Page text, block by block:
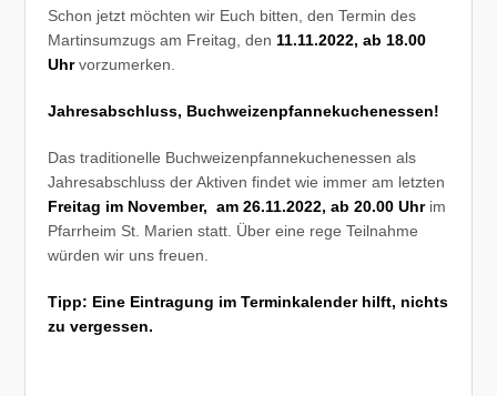
Schon jetzt möchten wir Euch bitten, den Termin des
Martinsumzugs am Freitag, den11.11.2022, ab 18.00
Uhrvorzumerken.
Jahresabschluss, Buchweizenpfannekuchenessen!
Das traditionelle Buchweizenpfannekuchenessen als
Jahresabschluss der Aktiven findet wie immer am letzten
Freitag im November, am 26.11.2022, ab 20.00 Uhrim
Pfarrheim St. Marien statt. Über eine rege Teilnahme
würden wir uns freuen.
Tipp: Eine Eintragung im Terminkalender hilft, nichts
zu vergessen.